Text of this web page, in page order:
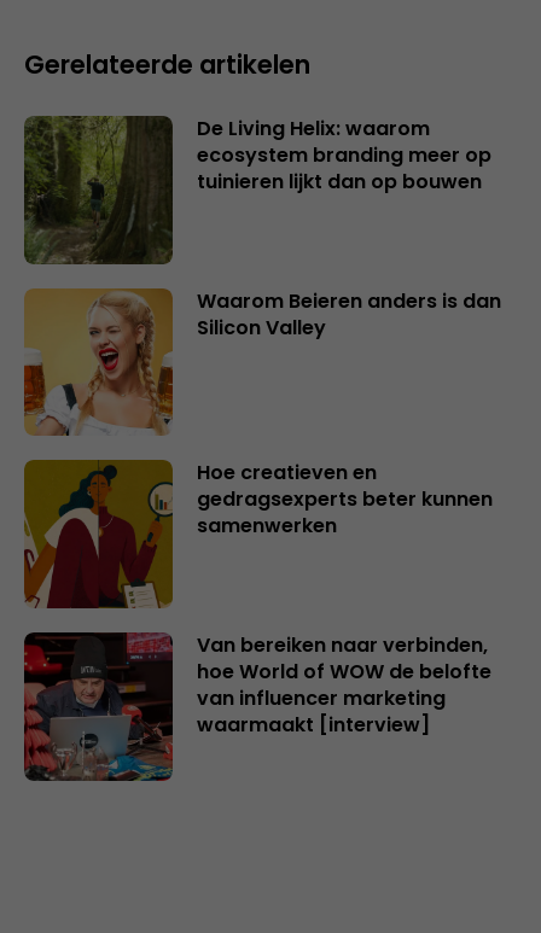
Gerelateerde artikelen
De Living Helix: waarom
ecosystem branding meer op
tuinieren lijkt dan op bouwen
Waarom Beieren anders is dan
Silicon Valley
Hoe creatieven en
gedragsexperts beter kunnen
samenwerken
Van bereiken naar verbinden,
hoe World of WOW de belofte
van influencer marketing
waarmaakt [interview]